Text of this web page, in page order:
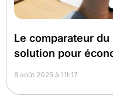
Le comparateur
solution pour
8 août 2025 à 11h17